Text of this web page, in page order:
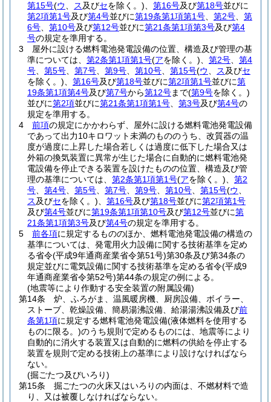
第15号(ウ ス及びセを除く。) 第16号及び第18号並びに
第2項第1号及び第4号並びに第19条第1項第1号 第2号
第
6号
第10号及び第12号並びに第21条第1項第3号及び第4
号の規定を準用する。
3
屋外に設ける燃料電池発電設備の位置、構造及び管理の基
準については、 第2条第1項第1号(アを除く。) 第2号
第4
号
第5号 第7号 第9号 第10号 第15号(ウ ス及びセ
を除く。)
第16号及び第18号並びに第2項第1号並びに第
19条第1項第4号及び第7号から第12号まで(第9号を除く。)
並びに第2項並びに第21条第1項第1号 第3号及び第4号の
規定を準用する。
4
前項の規定にかかわらず、屋外に設ける燃料電池発電設備
であって出力10キロワット未満のもののうち、改質器の温
度が過度に上昇した場合若しくは過度に低下した場合又は
外箱の換気装置に異常が生じた場合に自動的に燃料電池発
電設備を停止できる装置を設けたものの位置、構造及び管
理の基準については、 第2条第1項第1号(アを除く。)
第2
号
第4号 第5号 第7号 第9号 第10号 第15号(ウ
ス及びセを除く。) 第16号及び第18号並びに第2項第1号
及び第4号並びに第19条第1項第10号及び第12号並びに第
21条第1項第3号及び第4号の規定を準用する。
5
前各項に規定するもののほか、燃料電池発電設備の構造の
基準については、発電用火力設備に関する技術基準を定め
る省令(平成9年通商産業省令第51号)第30条及び第34条の
規定並びに電気設備に関する技術基準を定める省令(平成9
年通商産業省令第52号)第44条の規定の例による。
(地震等により作動する安全装置の附属設備)
第14条
炉、ふろがま、温風暖房機、厨房設備、ボイラー、
ストーブ、乾燥設備、簡易湯沸設備、給湯湯沸設備及び前
条第1項に規定する燃料電池発電設備(液体燃料を使用する
ものに限る。)のうち規則で定めるものには、地震等により
自動的に消火する装置又は自動的に燃料の供給を停止する
装置を規則で定める技術上の基準により設けなければなら
ない。
(掘ごたつ及びいろり)
第15条
掘ごたつの火床又はいろりの内面は、不燃材料で造
り、又は被覆しなければならない。